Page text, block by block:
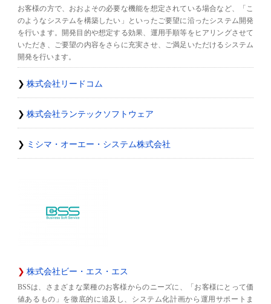
お客様の方で、おおよその必要な機能を想定されている場合など、「こ
のようなシステムを構築したい」といったご要望に沿ったシステム開発
を行います。開発目的や想定する効果、運用手順等をヒアリングさせて
いただき、ご要望の内容をさらに充実させ、ご満足いただけるシステム
開発を行います。
株式会社リードコム
株式会社ランテックソフトウェア
ミシマ・オーエー・システム株式会社
株式会社ビー・エス・エス
BSSは、さまざまな業種のお客様からのニーズに、「お客様にとって価
値あるもの」を徹底的に追及し、システム化計画から運用サポートま